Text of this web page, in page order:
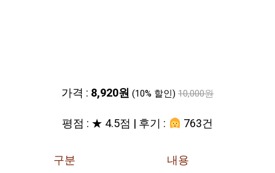
가격 : 8,920원 (10% 할인) 10,000원
평점 : ★ 4.5점 | 후기 : 763건
구분
내용